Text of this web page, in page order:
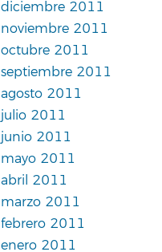
diciembre 2011
noviembre 2011
octubre 2011
septiembre 2011
agosto 2011
julio 2011
junio 2011
mayo 2011
abril 2011
marzo 2011
febrero 2011
enero 2011